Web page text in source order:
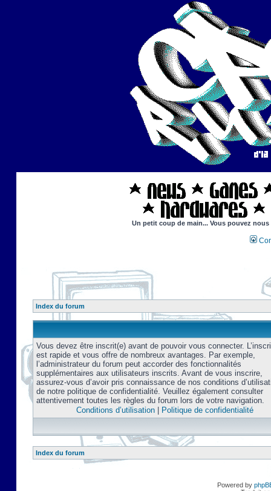
Un petit coup de main... Vous pouvez
Index du forum
Vous devez être inscrit(e) avant de pouvoir vous connecter.
est rapide et vous offre de nombreux avantages. Par exemple,
l’administrateur du forum peut accorder des fonctionnalités
supplémentaires aux utilisateurs inscrits. Avant de vous inscrire,
assurez-vous d’avoir pris connaissance de nos conditions
de notre politique de confidentialité. Veuillez également consulter
attentivement toutes les règles du forum lors de votre navigation.
Conditions d’utilisation| Politique de confidentialité
Index du forum
Powered by